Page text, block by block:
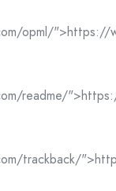
opml/">https://
readme/
trackback/